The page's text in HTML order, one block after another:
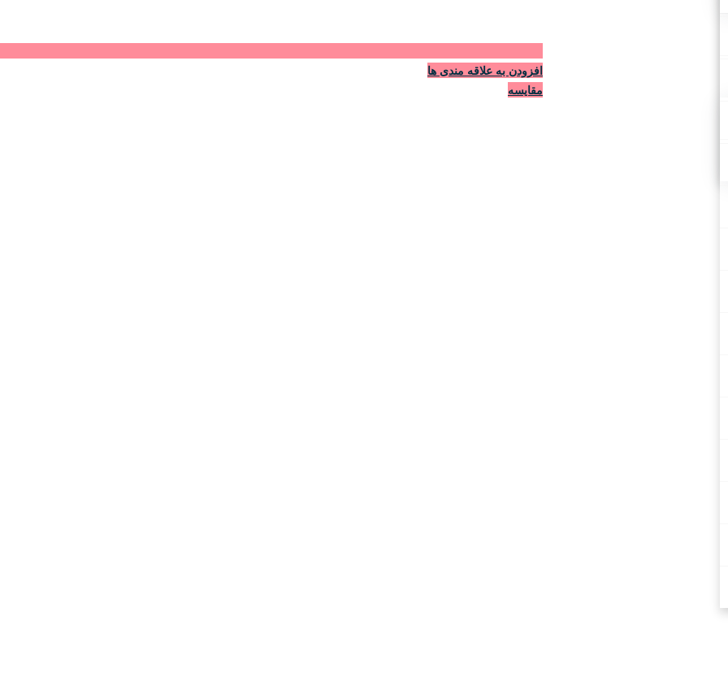
افزودن به علاقه مندی ها
مقایسه